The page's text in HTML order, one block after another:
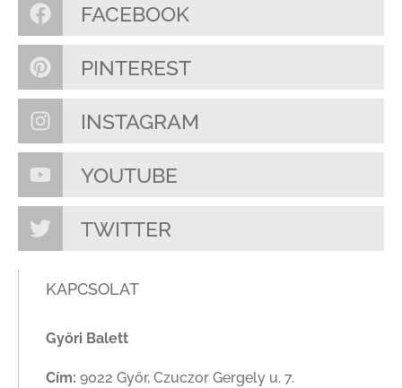
FACEBOOK
PINTEREST
INSTAGRAM
YOUTUBE
TWITTER
KAPCSOLAT
Győri Balett
Cím: 9022 Győr, Czuczor Gergely u. 7.